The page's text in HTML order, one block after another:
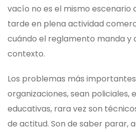
vacío no es el mismo escenario
tarde en plena actividad
cuándo el reglamento manda y
contexto.
Los problemas más
organizaciones, sean policiales,
educativas, rara vez son
de actitud. Son de saber parar,